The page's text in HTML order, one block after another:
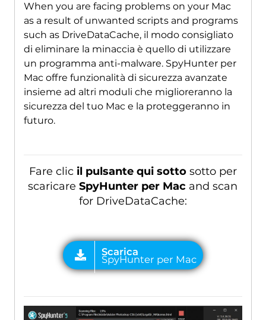
When you are facing problems on your Mac
as a result of unwanted scripts and programs
such as DriveDataCache, il modo consigliato
di eliminare la minaccia è quello di utilizzare
un programma anti-malware. SpyHunter per
Mac offre funzionalità di sicurezza avanzate
insieme ad altri moduli che miglioreranno la
sicurezza del tuo Mac e la proteggeranno in
futuro.
Fare clic il pulsante qui sottosotto per
scaricareSpyHunter per Mac and scan
for DriveDataCache:
Scarica
SpyHunter per Mac